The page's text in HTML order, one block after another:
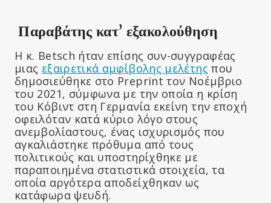
Παραβάτης κατ’ εξακολούθηση
Η κ. Betsch ήταν επίσης συν-συγγραφέας
μιας εξαιρετικά αμφίβολης μελέτης που
δημοσιεύθηκε στο Preprint τον Νοέμβριο
του 2021, σύμφωνα με την οποία η κρίση
του Κόβιντ στη Γερμανία εκείνη την εποχή
οφειλόταν κατά κύριο λόγο στους
ανεμβολίαστους, ένας ισχυρισμός που
αγκαλιάστηκε πρόθυμα από τους
πολιτικούς και υποστηρίχθηκε με
παραποιημένα στατιστικά στοιχεία, τα
οποία αργότερα αποδείχθηκαν ως
κατάφωρα ψευδή.